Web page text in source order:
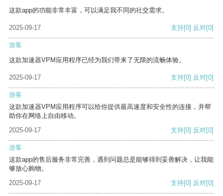
这款app的功能非常丰富，可以满足我不同的社交需求。
2025-09-17 支持[0] 反对[0]
游客
这款加速器VPM应用程序已经为我们带来了无限的流畅体验。
2025-09-17 支持[0] 反对[0]
游客
这款加速器VPM应用程序可以给你提供最高速度和安全性的连接，并帮
助你在网络上自由移动。
2025-09-17
支持[0] 反对[0]
游客
这款app的售后服务非常完善，遇到问题总是能够得到妥善解决，让我能
够放心购物。
2025-09-17
支持[0] 反对[0]